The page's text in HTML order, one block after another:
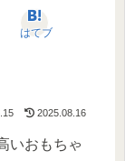
はてブ
2025.08.16
いおもちゃ